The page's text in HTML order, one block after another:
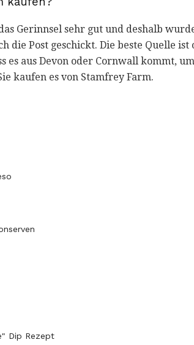
Gerinnsel sehr gut und deshalb
die Post geschickt. Die beste Quelle
es aus Devon oder Cornwall kommt,
kaufen es von Stamfrey Farm.
Dip Rezept